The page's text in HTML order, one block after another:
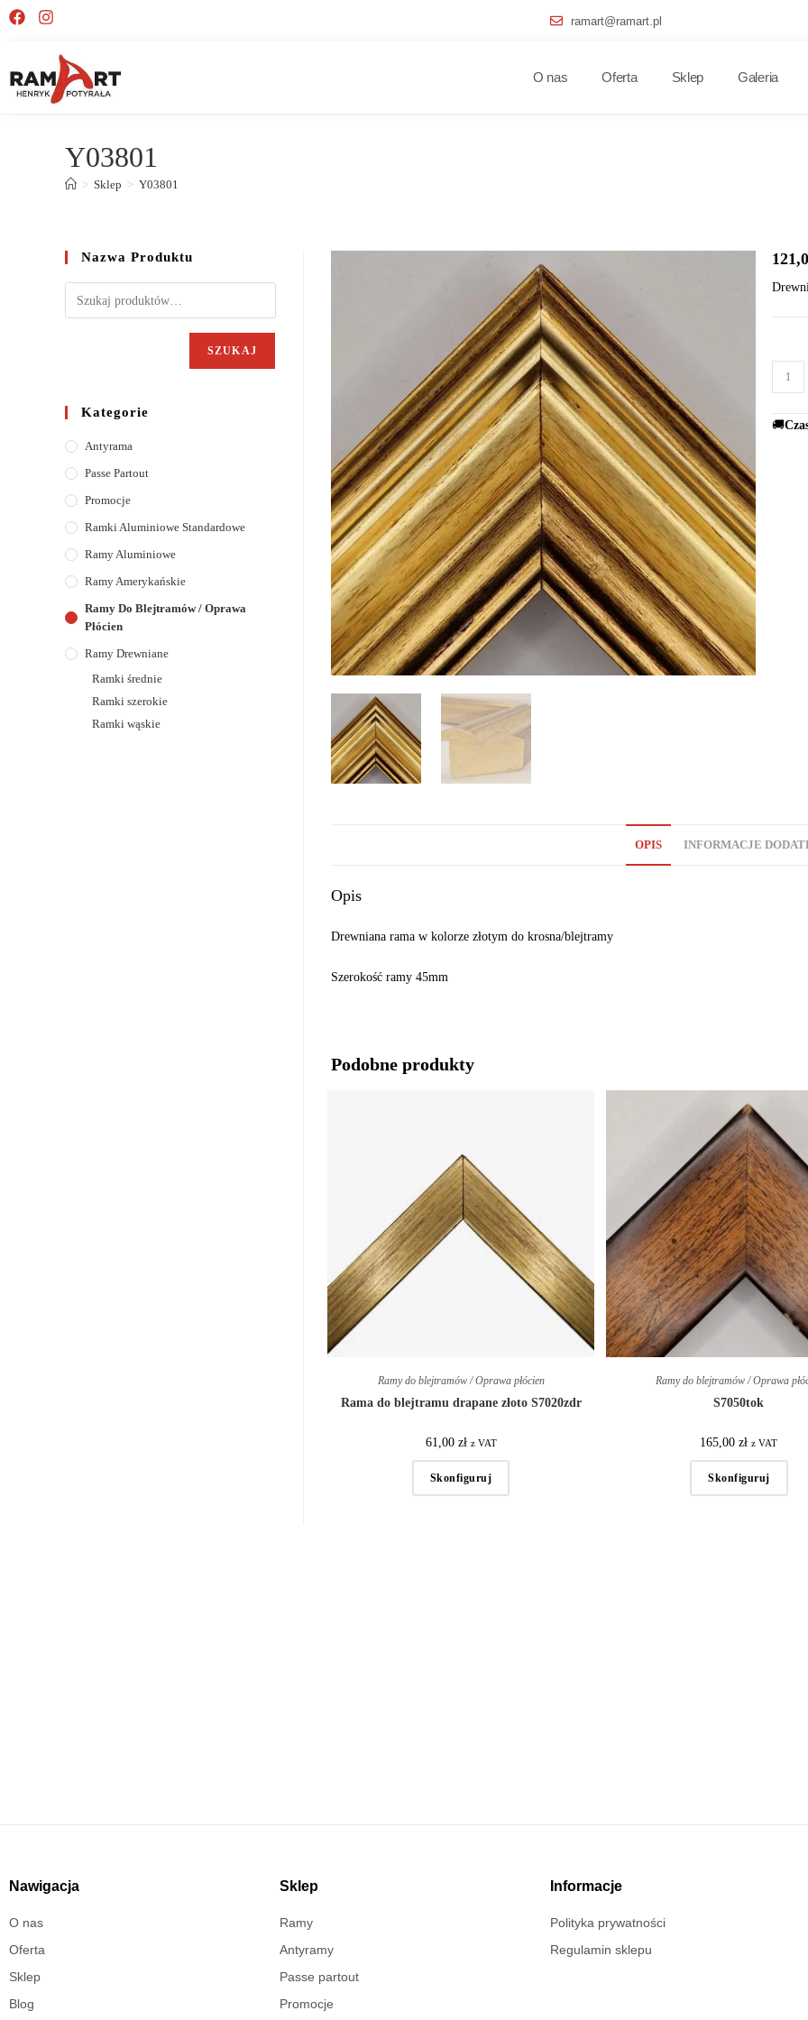
ramart@ramart.pl
O nas Oferta Sklep Galeria
Y03801
> Sklep > Y03801
🚚
OPIS INFORMACJE
Opis
Drewniana rama w kolorze złotym do krosna/blejtramy
Szerokość ramy 45mm
Podobne produkty
Ramy do blejtramów / Oprawa płócien
Rama do blejtramu drapane złoto S7020zdr
61,00 zł z VAT
Skonfiguruj
Ramy do blejtramów / Oprawa
S7050tok
165,00zł z VAT
Skonfiguruj
Nazwa Produktu
SZUKAJ
Kategorie
Antyrama
Passe Partout
Promocje
Ramki Aluminiowe Standardowe
Ramy Aluminiowe
Ramy Amerykańskie
Ramy Do Blejtramów / Oprawa
Płócien
Ramy Drewniane
Ramki średnie
Ramki szerokie
Ramki wąskie
Nawigacja
O nas
Oferta
Sklep
Blog
Sklep
Ramy
Antyramy
Passe partout
Promocje
Informacje
Polityka prywatności
Regulamin sklepu